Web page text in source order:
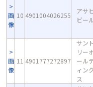
画
像
10 4901004026255
アサヒ
ビー
画
像
11 4901777272897
サント
リー
ール
ィン
ス